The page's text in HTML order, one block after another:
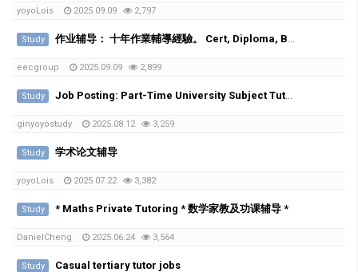
yoyoLois 2025.09.09 2,797
Study 作业辅导： 十年作業輔導經驗。 Cert, Diploma, Bachelor, Master都接。不通過不額外收費
eecgroup 2025.09.09 2,899
Study Job Posting: Part-Time University Subject Tutors (Online)
ginyoyostudy 2025.08.12 3,259
Study 学术论文辅导
yoyoLois 2025.07.22 3,382
Study * Maths Private Tutoring * 数学家教及功课辅导 *
DanielCheng 2025.06.24 3,564
Study Casual tertiary tutor jobs